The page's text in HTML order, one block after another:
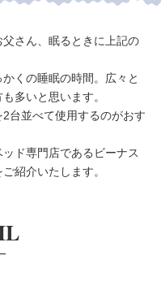
さん、眠るときに上記の
くの睡眠の時間。広々と
多いと思います。
台並べて使用するのがおす
ド専門店であるビーナス
紹介いたします。